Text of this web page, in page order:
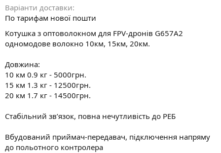
Варіанти доставки
По тарифам нової пошти
Котушка з оптоволокном для FPV-дронів G657A2
одномодове волокно 10км, 15км, 20км.
Довжина:
10 км 0.9 кг - 5000грн.
15 км 1.3 кг - 12500грн.
20 км 1.7 кг - 14500грн.
Стабільний зв’язок, повна нечутливість до РЕБ
Вбудований приймач-передавач, підключення напряму
до польотного контролера